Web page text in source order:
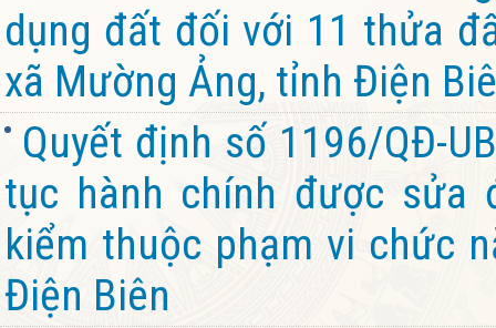
dụng đất đối với 11 thửa
xã Mường Ảng, tỉnh Điện
Quyết định số 1196/QĐ-
tục hành chính được sửa
kiểm thuộc phạm vi chức
Điện Biên